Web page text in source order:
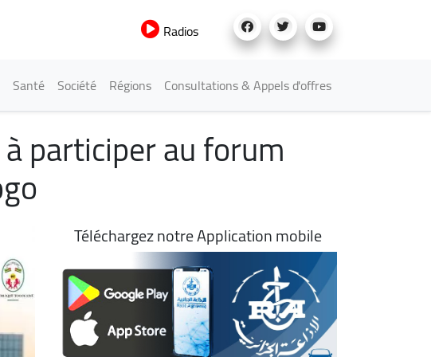
Radios
Santé Société Régions Consultations & Appels d'offres
participer au forum
Téléchargez notre Application mobile